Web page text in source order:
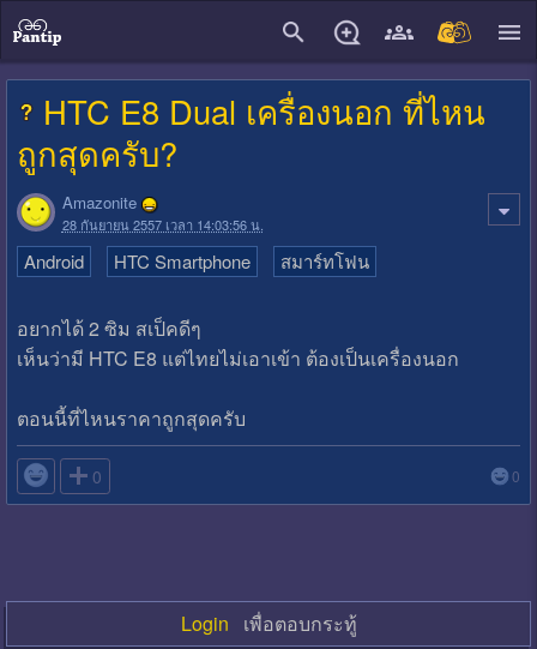
HTC E8 Dual เครื่องนอก ที่ไหน
ถูกสุดครับ?
Amazonite
28 กันยายน 2557 เวลา 14:03:56 น.
Android HTC Smartphone สมาร์ทโฟน
อยากได้ 2 ซิม สเป็คดีๆ
เห็นว่ามี HTC E8 แต่ไทยไม่เอาเข้า ต้องเป็นเครื่องนอก
ตอนนี้ที่ไหนราคาถูกสุดครับ
 0 0
Login เพื่อตอบกระทู้
close